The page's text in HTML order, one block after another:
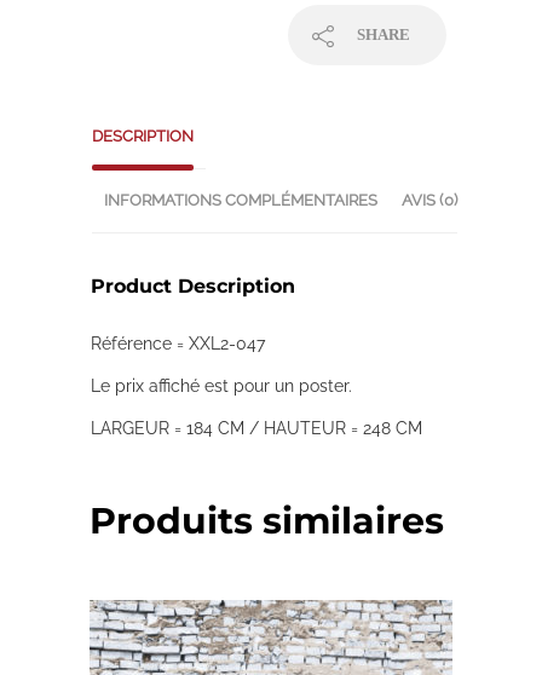
SHARE
DESCRIPTION
INFORMATIONS COMPLÉMENTAIRES AVIS (0)
Product Description
Référence = XXL2-047
Le prix affiché est pour un poster.
LARGEUR = 184 CM / HAUTEUR = 248 CM
Produits similaires